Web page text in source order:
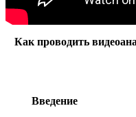
Как проводить
Введение